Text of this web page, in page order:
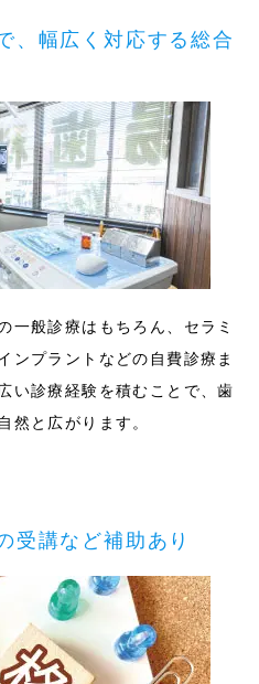
、幅広く対応する総合
一般診療はもちろん、セラミ
ンプラントなどの自費診療ま
い診療経験を積むことで、歯
然と広がります。
受講など補助あり